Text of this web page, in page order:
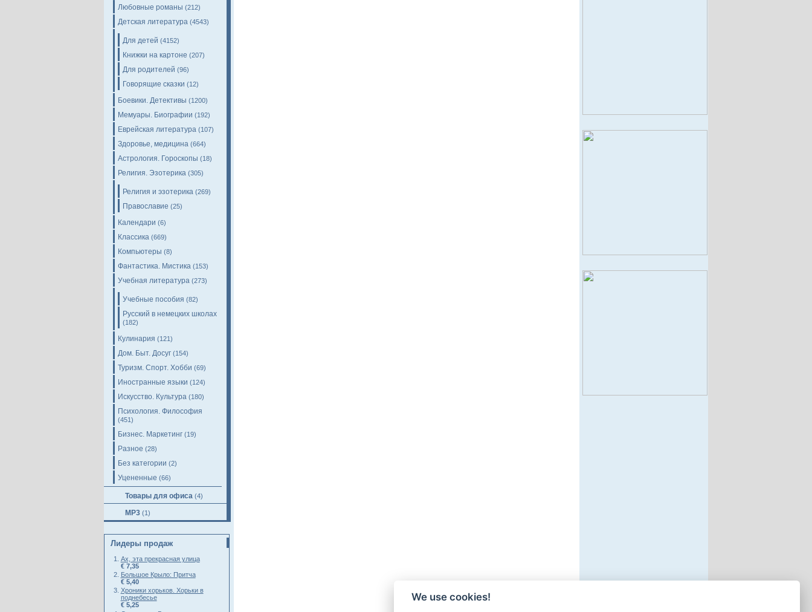
Любовные романы (212)
Детская литература (4543)
Для детей (4152)
Книжки на картоне (207)
Для родителей (96)
Говорящие сказки (12)
Боевики. Детективы (1200)
Мемуары. Биографии (192)
Еврейская литература (107)
Здоровье, медицина (664)
Астрология. Гороскопы (18)
Религия. Эзотерика (305)
Религия и эзотерика (269)
Православие (25)
Календари (6)
Классика (669)
Компьютеры (8)
Фантастика. Мистика (153)
Учебная литература (273)
Учебные пособия (82)
Русский в немецких школах
(182)
Кулинария (121)
Дом. Быт. Досуг (154)
Туризм. Спорт. Хобби (69)
Иностранные языки (124)
Искусство. Культура (180)
Психология. Философия
(451)
Бизнес. Маркетинг (19)
Разное (28)
Без категории (2)
Уцененные (66)
Товары для офиса (4)
MP3 (1)
Лидеры продаж
Ах, эта прекрасная улица
€ 7,35
Большое Крыло: Притча
€ 5,40
Хроники хорьков. Хорьки в
поднебесье
€ 5,25
We use cookies!